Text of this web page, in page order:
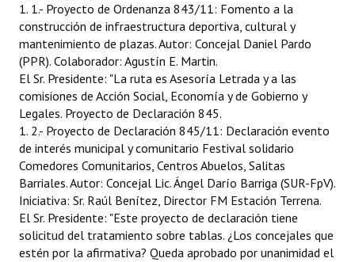
Actas de Audiencias Públicas
NORMATIVA
Comunicaciones
Declaraciones
Resoluciones
Resoluciones de Presidencia
INSTITUCIONAL
Antiguos Pobladores
1. 1.- Proyecto de Ordenanza 843/11: Fomento a la
construcción de infraestructura deportiva, cultural y
mantenimiento de plazas. Autor: Concejal Daniel Pardo
(PPR). Colaborador: Agustín E. Martin.
El Sr. Presidente: "La ruta es Asesoría Letrada y a las
comisiones de Acción Social, Economía y de Gobierno y
Legales. Proyecto de Declaración 845.
1. 2.- Proyecto de Declaración 845/11: Declaración evento
de interés municipal y comunitario Festival solidario
Comedores Comunitarios, Centros Abuelos, Salitas
Barriales. Autor: Concejal Lic. Ángel Darío Barriga (SUR-FpV).
Iniciativa: Sr. Raúl Benítez, Director FM Estación Terrena.
El Sr. Presidente: "Este proyecto de declaración tiene
solicitud del tratamiento sobre tablas. ¿Los concejales que
estén por la afirmativa? Queda aprobado por unanimidad el